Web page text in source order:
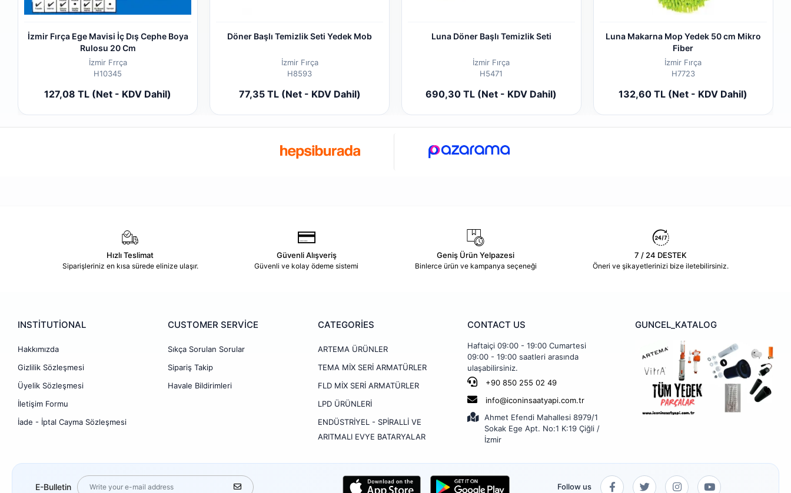
İzmir Fırça Ege Mavisi İç Dış Cephe Boya
Rulosu 20 Cm
İzmir Frrça
H10345
127,08 TL (Net - KDV Dahil)
Döner Başlı Temizlik Seti Yedek Mob
İzmir Fırça
H8593
77,35 TL (Net - KDV Dahil)
Luna Döner Başlı Temizlik Seti
İzmir Fırça
H5471
690,30 TL (Net - KDV Dahil)
Luna Makarna Mop Yedek 50 cm Mikro
Fiber
İzmir Fırça
H7723
132,60 TL (Net - KDV Dahil)
Hızlı Teslimat
Siparişleriniz en kısa sürede elinize ulaşır.
Güvenli Alışveriş
Güvenli ve kolay ödeme sistemi
Geniş Ürün Yelpazesi
Binlerce ürün ve kampanya seçeneği
7 / 24 DESTEK
Öneri ve şikayetlerinizi bize iletebilirsiniz.
INSTİTUTİONAL
Hakkımızda
Gizlilik Sözleşmesi
Üyelik Sözleşmesi
İletişim Formu
İade - İptal Cayma Sözleşmesi
CUSTOMER SERVİCE
Sıkça Sorulan Sorular
Sipariş Takip
Havale Bildirimleri
CATEGORİES
ARTEMA ÜRÜNLER
TEMA MİX SERİ ARMATÜRLER
FLD MİX SERİ ARMATÜRLER
LPD ÜRÜNLERİ
ENDÜSTRİYEL - SPİRALLİ VE
ARITMALI EVYE BATARYALAR
CONTACT US
Haftaiçi 09:00 - 19:00 Cumartesi
09:00 - 19:00 saatleri arasında
ulaşabilirsiniz.
+90 850 255 02 49
info@iconinsaatyapi.com.tr
Ahmet Efendi Mahallesi 8979/1
Sokak Ege Apt. No:1 K:19 Çiğli /
İzmir
GUNCEL_KATALOG
E-Bulletin Follow us